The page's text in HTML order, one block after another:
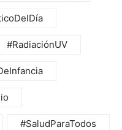
#RadiaciónUV
#SaludParaTodos